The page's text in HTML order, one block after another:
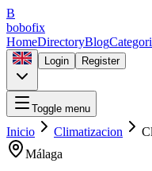
B
bobofix
HomeDirectoryBlog
Login Register
Toggle menu
Inicio Climatizacion
Málaga